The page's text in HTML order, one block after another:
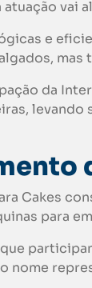
vai
e
mas
da
levando
Cakes
para
nome